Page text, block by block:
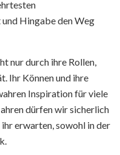
Hingabe den Weg
nur durch ihre Rollen,
Ihr Können und ihre
Inspiration für viele
dürfen wir sicherlich
erwarten, sowohl in der